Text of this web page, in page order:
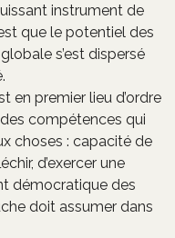
instrument de
que le potentiel des
s’est dispersé
en premier lieu d’ordre
compétences qui
choses : capacité de
d’exercer une
démocratique des
doit assumer dans